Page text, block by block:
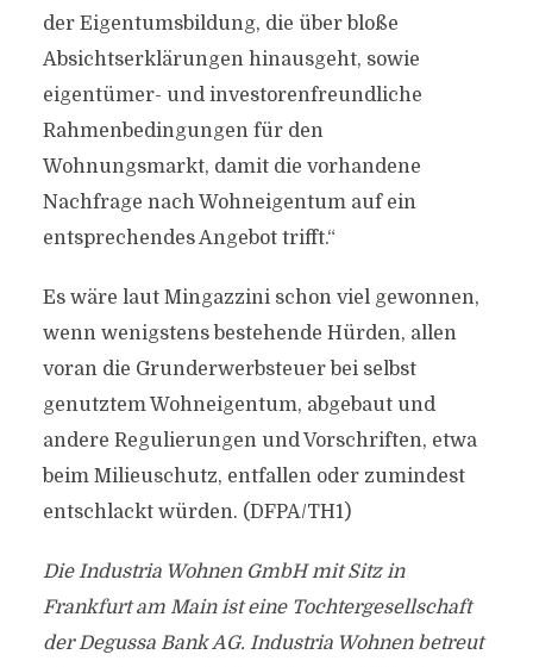
der Eigentumsbildung, die über bloße
Absichtserklärungen hinausgeht, sowie
eigentümer- und investorenfreundliche
Rahmenbedingungen für den
Wohnungsmarkt, damit die vorhandene
Nachfrage nach Wohneigentum auf ein
entsprechendes Angebot trifft.“
Es wäre laut Mingazzini schon viel gewonnen,
wenn wenigstens bestehende Hürden, allen
voran die Grunderwerbsteuer bei selbst
genutztem Wohneigentum, abgebaut und
andere Regulierungen und Vorschriften, etwa
beim Milieuschutz, entfallen oder zumindest
entschlackt würden. (DFPA/TH1)
Die Industria Wohnen GmbH mit Sitz in
Frankfurt am Main ist eine Tochtergesellschaft
der Degussa Bank AG. Industria Wohnen betreut